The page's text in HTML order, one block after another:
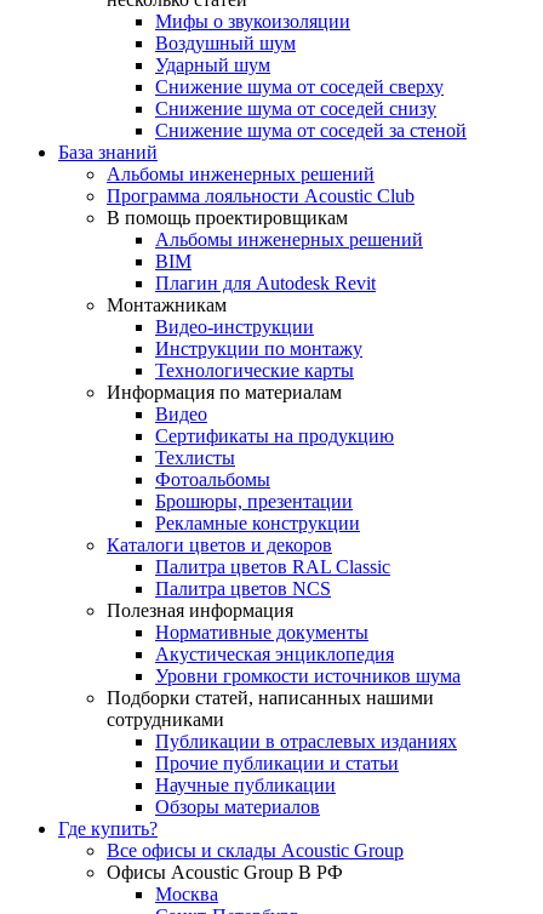
Мифы о звукоизоляции
Воздушный шум
Ударный шум
Снижение шума от соседей сверху
Снижение шума от соседей снизу
Снижение шума от соседей за стеной
База знаний
Альбомы инженерных решений
Программа лояльности Acoustic Club
В помощь проектировщикам
Альбомы инженерных решений
BIM
Плагин для Autodesk Revit
Монтажникам
Видео-инструкции
Инструкции по монтажу
Технологические карты
Информация по материалам
Видео
Сертификаты на продукцию
Техлисты
Фотоальбомы
Брошюры, презентации
Рекламные конструкции
Каталоги цветов и декоров
Палитра цветов RAL Сlassic
Палитра цветов NCS
Полезная информация
Нормативные документы
Акустическая энциклопедия
Уровни громкости источников шума
Подборки статей, написанных нашими
сотрудниками
Публикации в отраслевых изданиях
Прочие публикации и статьи
Научные публикации
Обзоры материалов
Где купить?
Все офисы и склады Acoustic Group
Офисы Acoustic Group В РФ
Москва